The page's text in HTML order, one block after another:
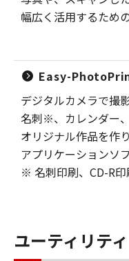
幅広く活用するため
Easy-
デジタルカメラで撮
名刺※、カレンダー
オリジナル作品を作
アプリケーションソ
※ 名刺印刷、CD-R印
ユーティリティ